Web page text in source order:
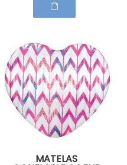
MATELAS